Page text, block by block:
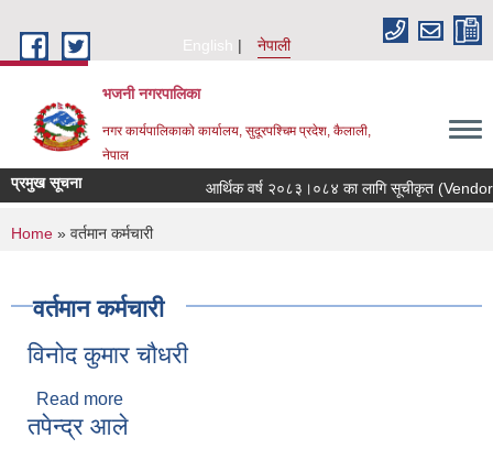
English
नेपाली
भजनी नगरपालिका
नगर कार्यपालिकाको कार्यालय, सुदूरपश्चिम प्रदेश, कैलाली,
नेपाल
प्रमुख सूचना आर्थिक वर्ष २०८३।०८४ का लागि सूचीकृत (Vendor
You are here
Home » वर्तमान कर्मचारी
वर्तमान कर्मचारी
विनोद कुमार चौधरी
Read more
तपेन्द्र आले